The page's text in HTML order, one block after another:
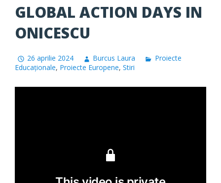
GLOBAL ACTION DAYS IN
ONICESCU
26 aprilie 2024 Burcus Laura
Proiecte
Educaționale, Proiecte Europene, Stiri